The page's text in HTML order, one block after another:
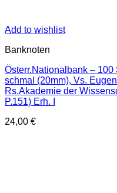
Add to wishlist
Banknoten
Österr.Nationalbank –
schmal (20mm), Vs.
Rs.Akademie der
P.151) Erh. I
24,00 €